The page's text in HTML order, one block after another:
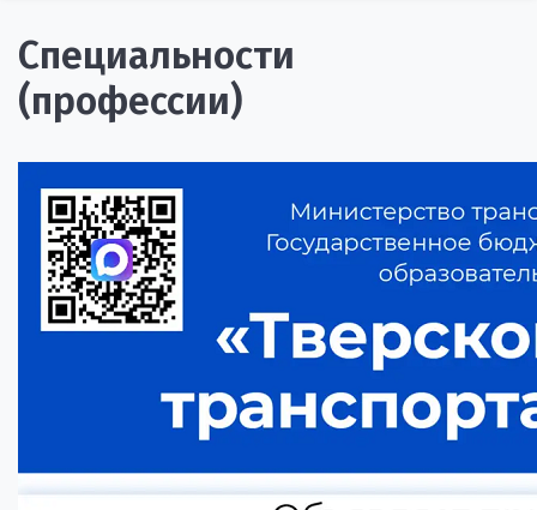
Специальности
(профессии)